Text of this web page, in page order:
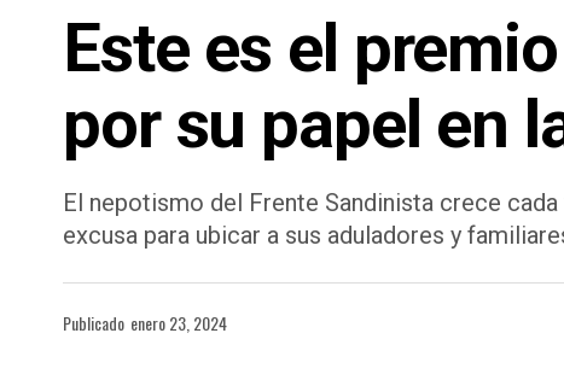
Este es el
por su papel en
El nepotismo del Frente Sandinista crece
excusa para ubicar a sus aduladores y
Publicado enero 23, 2024